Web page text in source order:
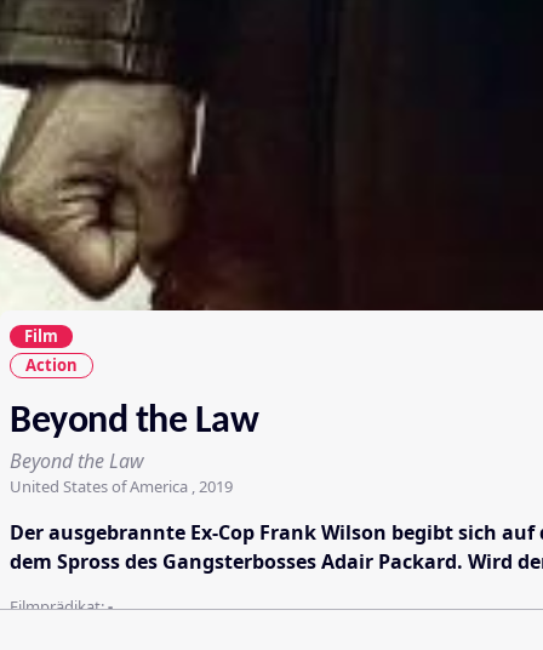
Film
Action
Beyond the Law
Beyond the Law
United States of America , 2019
Der ausgebrannte Ex-Cop Frank Wilson begibt sich
dem Spross des Gangsterbosses Adair Packard.
Filmprädikat:-